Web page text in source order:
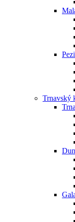
Trnavský